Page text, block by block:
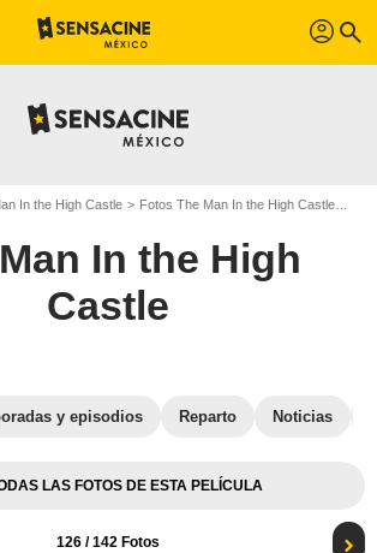
profil search
In the High Castle Fotos The Man In the High Castle
In the High
Castle
y episodios Reparto Noticias
LAS FOTOS DE ESTA PELÍCULA
126 / 142 Fotos